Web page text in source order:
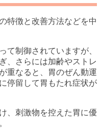
特徴と改善方法などを中
て制御されていますが、
、さらには加齢やストレ
重なると、胃のぜん動運
停留して胃もたれ症状が
、刺激物を控えた胃に優